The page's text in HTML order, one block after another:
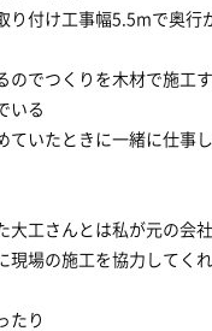
り付け工事幅5.5mで奥行
のでつくりを木材で施工
いる
ていたときに一緒に仕事
大工さんとは私が元の会
現場の施工を協力してく
たり